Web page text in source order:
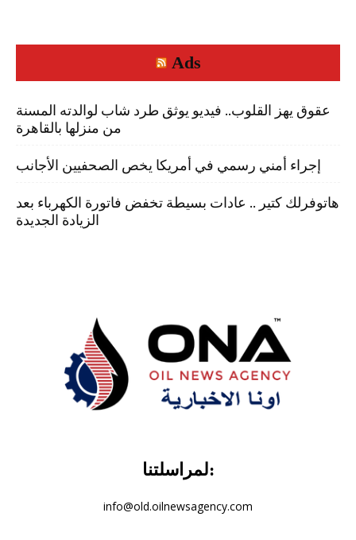
Ads
عقوق يهز القلوب.. فيديو يوثق طرد شاب لوالدته المسنة
من منزلها بالقاهرة
إجراء أمني رسمي في أمريكا يخص الصحفيين الأجانب
هاتوفرلك كتير .. عادات بسيطة تخفض فاتورة الكهرباء بعد
الزيادة الجديدة
لمراسلتنا:
info@old.oilnewsagency.com